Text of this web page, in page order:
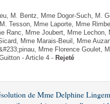
M. Bentz, Mme Dogor-Such, M.
Tesson, Mme Laporte, Mme
Ranc, Mme Joubert, Mme
Mme Marais-Beuil, Mme
Mme Florence Goulet,
- Article 4 - Rejeté
de Mme Delphine